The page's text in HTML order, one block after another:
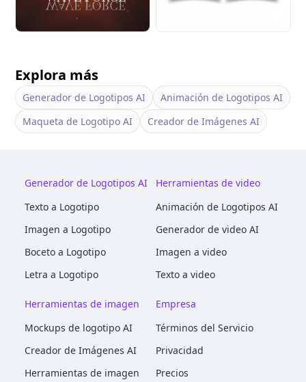
Explora más
Generador de Logotipos AI
Animación de Logotipos AI
Maqueta de Logotipo AI
Creador de Imágenes AI
Generador de Logotipos AI
Texto a Logotipo
Imagen a Logotipo
Boceto a Logotipo
Letra a Logotipo
Herramientas de video
Animación de Logotipos AI
Generador de video AI
Imagen a video
Texto a video
Herramientas de imagen
Mockups de logotipo AI
Creador de Imágenes AI
Herramientas de imagen
Empresa
Términos del Servicio
Privacidad
Precios